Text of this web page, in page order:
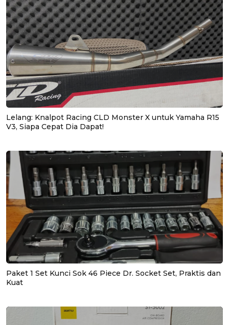
Lelang: Knalpot Racing CLD Monster X untuk Yamaha R15
V3, Siapa Cepat Dia Dapat!
Paket 1 Set Kunci Sok 46 Piece Dr. Socket Set, Praktis dan
Kuat